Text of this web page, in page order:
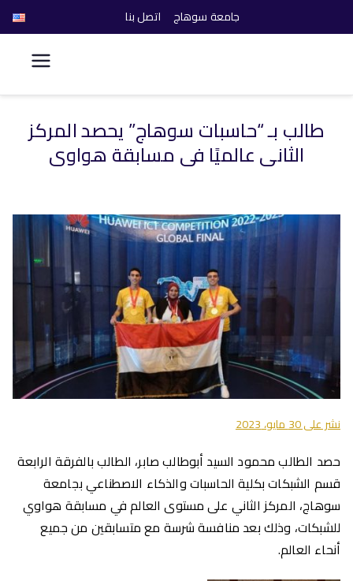
تخطى
جامعة سوهاج اتصل بنا
كلية الحاسبات والذكاء
الاصطناعي
طالب بـ “حاسبات سوهاج” يحصد المركز
الثاني عالميًا في مسابقة هواوي
نشر على30 مايو، 2023
حصد الطالب محمود السيد أبوطالب صابر، الطالب بالفرقة الرابعة
قسم الشبكات بكلية الحاسبات والذكاء الاصطناعي بجامعة
سوهاج، المركز الثاني على مستوى العالم في مسابقة هواوي
للشبكات، وذلك بعد منافسة شرسة مع متسابقين من جميع
أنحاء العالم.